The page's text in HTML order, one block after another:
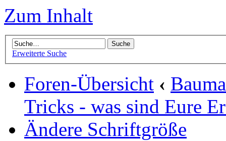
Zum Inhalt
Erweiterte Suche
Foren-Übersicht ‹
Tricks - was sind Eure
Ändere Schriftgröße